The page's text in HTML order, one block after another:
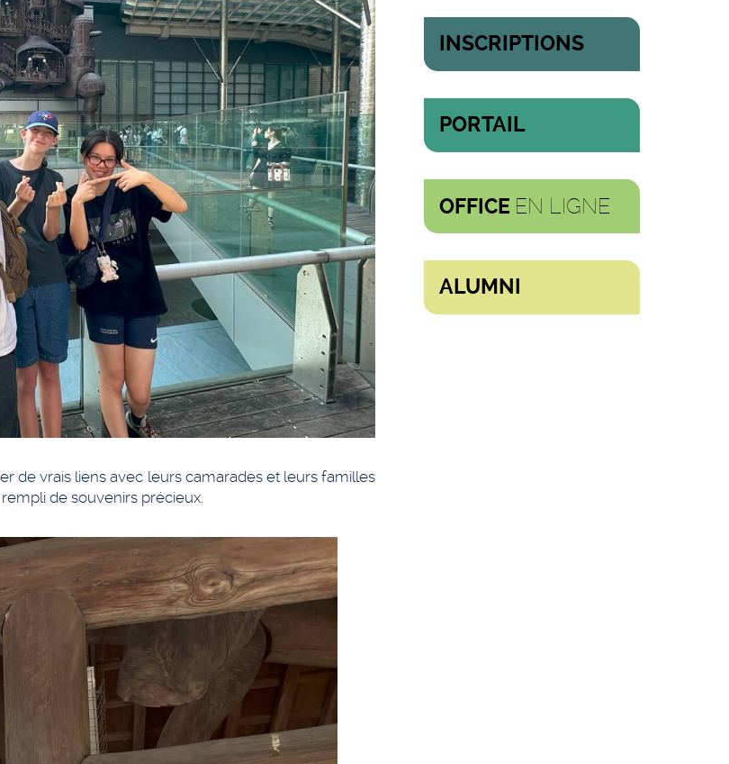
de vrais liens avec leurs camarades et leurs familles
de souvenirs précieux.
INSCRIPTIONS
PORTAIL
OFFICE EN LIGNE
ALUMNI